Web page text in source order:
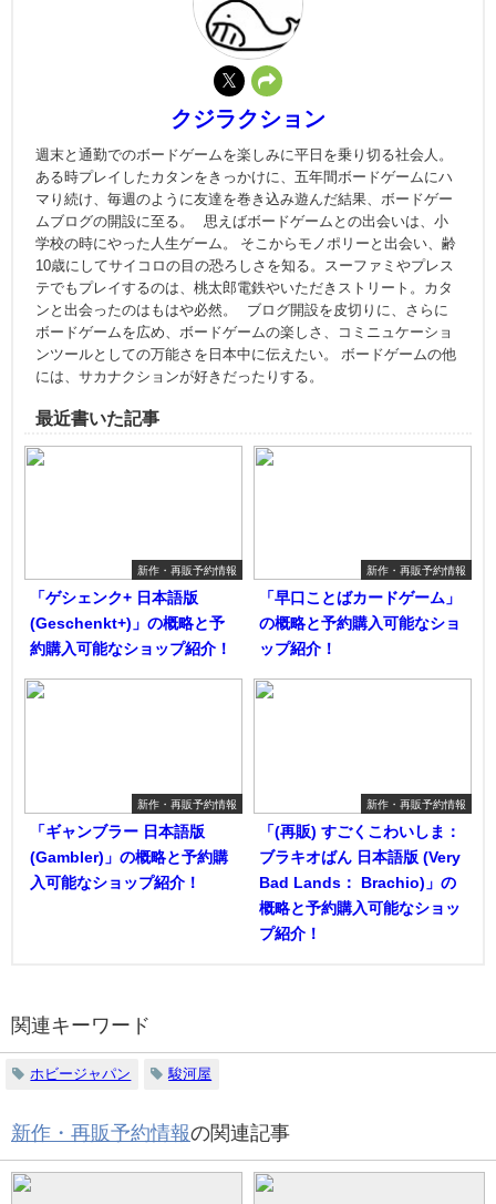
クジラクション
週末と通勤でのボードゲームを楽しみに平日を乗り切る社会人。
ある時プレイしたカタンをきっかけに、五年間ボードゲームにハ
マり続け、毎週のように友達を巻き込み遊んだ結果、ボードゲー
ムブログの開設に至る。 思えばボードゲームとの出会いは、小
学校の時にやった人生ゲーム。 そこからモノポリーと出会い、齢
10歳にしてサイコロの目の恐ろしさを知る。スーファミやプレス
テでもプレイするのは、桃太郎電鉄やいただきストリート。カタ
ンと出会ったのはもはや必然。 ブログ開設を皮切りに、さらに
ボードゲームを広め、ボードゲームの楽しさ、コミニュケーショ
ンツールとしての万能さを日本中に伝えたい。 ボードゲームの他
には、サカナクションが好きだったりする。
最近書いた記事
新作・再販予約情報
「ゲシェンク+ 日本語版
(Geschenkt+)」の概略と予
約購入可能なショップ紹介！
新作・再販予約情報
「早口ことばカードゲーム」
の概略と予約購入可能なショ
ップ紹介！
新作・再販予約情報
「ギャンブラー 日本語版
(Gambler)」の概略と予約購
入可能なショップ紹介！
新作・再販予約情報
「(再販) すごくこわいしま：
ブラキオばん 日本語版 (Very
Bad Lands： Brachio)」の
概略と予約購入可能なショッ
プ紹介！
関連キーワード
ホビージャパン 駿河屋
新作・再販予約情報の関連記事